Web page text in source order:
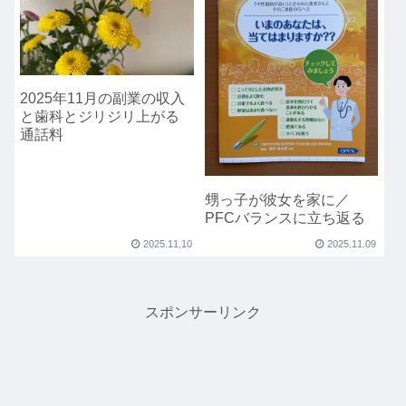
2025年11月の副業の収入
と歯科とジリジリ上がる
通話料
2025.11.10
甥っ子が彼女を家に／
PFCバランスに立ち返る
2025.11.09
スポンサーリンク